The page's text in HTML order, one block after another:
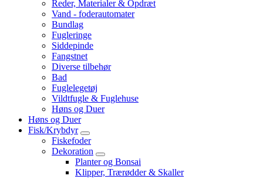
Reder, Materialer & Opdræt
Vand - foderautomater
Bundlag
Fugleringe
Siddepinde
Fangstnet
Diverse tilbehør
Bad
Fuglelegetøj
Vildtfugle & Fuglehuse
Høns og Duer
Høns og Duer
Fisk/Krybdyr
Fiskefoder
Dekoration
Planter og Bonsai
Klipper, Trærødder & Skaller